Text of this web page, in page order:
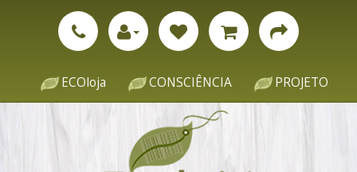
ECOloja CONSCIÊNCIA PROJETO